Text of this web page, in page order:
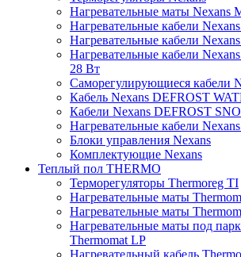
Нагревательные маты Nexans
Нагревательные кабели
Нагревательные кабели
Нагревательные кабели
28 Вт
Саморегулирующиеся кабели
Кабель Nexans DEFROST
Кабели Nexans DEFROST
Нагревательные кабели
Блоки управления Nexans
Комплектующие Nexans
Теплый пол THERMO
Терморегуляторы Thermoreg TI
Нагревательные маты
Нагревательные маты
Нагревательные маты под
Thermomat LP
Нагревательный кабель